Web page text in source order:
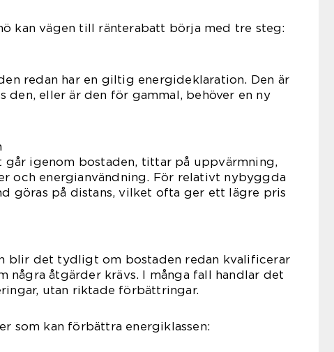
kan vägen till ränterabatt börja med tre steg:
redan har en giltig energideklaration. Den är
den, eller är den för gammal, behöver en ny
igenom bostaden, tittar på uppvärmning,
och energianvändning. För relativt nybyggda
göras på distans, vilket ofta ger ett lägre pris
blir det tydligt om bostaden redan kvalificerar
några åtgärder krävs. I många fall handlar det
utan riktade förbättringar.
som kan förbättra energiklassen: